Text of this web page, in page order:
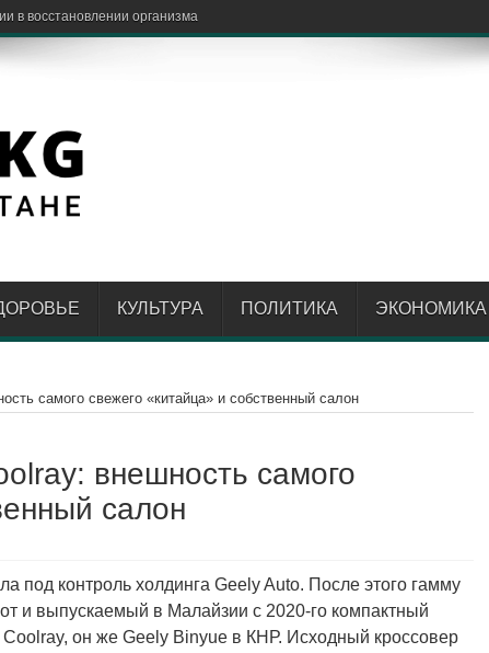
КУЛЬТУРА ПОЛИТИКА ЭКОНОМИКА
самого свежего «китайца» и собственный салон
внешность самого
салон
под контроль холдинга Geely Auto. После этого гамму
и выпускаемый в Малайзии с 2020-го компактный
Coolray, он же Geely Binyue в КНР. Исходный кроссовер